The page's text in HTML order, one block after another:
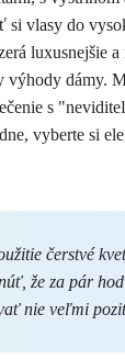
si vlasy do
luxusnejšie
výhody dámy.
s
vyberte si
čerstvé
že za pár
nie veľmi